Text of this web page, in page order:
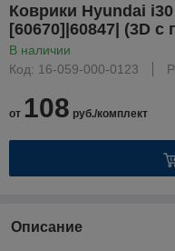
Коврики Hyundai
[60670]|60847| (3D с
В наличии
Код: 16-059-000-0123
от 108 руб./комплект
Описание